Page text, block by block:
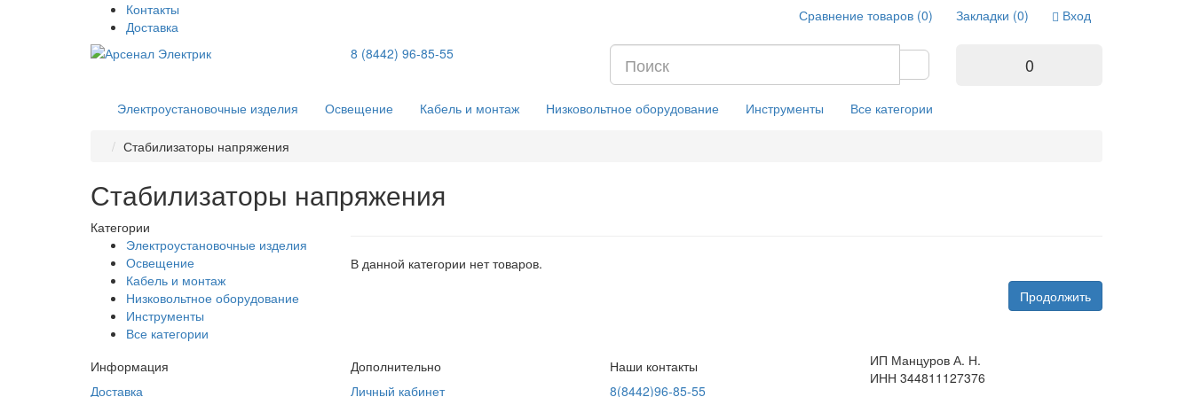
Контакты
Доставка
Вход
Закладки (0)
Сравнение товаров (0)
8 (8442) 96-85-55 0
Электроустановочные изделия Освещение Кабель и монтаж Низковольтное оборудование Инструменты Все категории
Стабилизаторы напряжения
Стабилизаторы напряжения
Категории
Электроустановочные изделия
Освещение
Кабель и монтаж
Низковольтное оборудование
Инструменты
Все категории
В данной категории нет товаров.
Продолжить
Информация
Доставка
Дополнительно
Личный кабинет
Наши контакты
8(8442)96-85-55
ИП Манцуров А. Н.
ИНН 344811127376